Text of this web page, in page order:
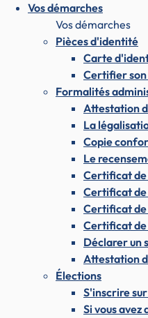
Vos démarches
Vos démarches
Pièces d'identité
Carte
Certifier
Formalités
Attestation
La
Copie
Le
Certificat de
Certificat de
Certificat de
Certificat de
Déclarer un
Attestation
Élections
S'inscrire
Si vous